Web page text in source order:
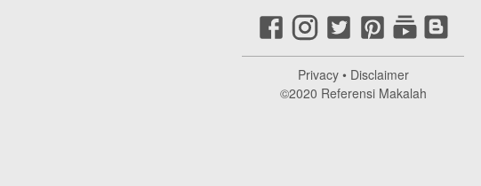
Privacy• Disclaimer
©2020 Referensi Makalah